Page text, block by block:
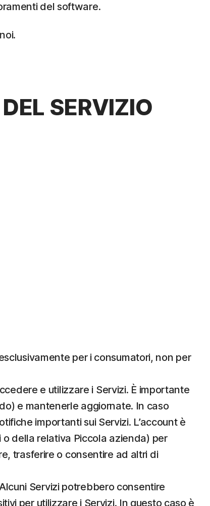
del software.
SERVIZIO
per i consumatori, non per
e utilizzare i Servizi. È importante
e mantenerle aggiornate. In caso
importanti sui Servizi. L’account è
della relativa Piccola azienda) per
trasferire o consentire ad altri di
Servizi potrebbero consentire
per utilizzare i Servizi. In questo caso è